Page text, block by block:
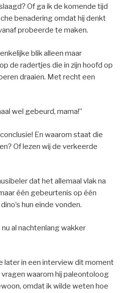
Of ga ik de komende tijd
benadering omdat hij denkt
probeerde te maken.
blik alleen maar
de radertjes die in zijn hoofd op
draaien. Met recht een
wel gebeurd, mama!”
En waarom staat die
Of lezen wij de verkeerde
dat het allemaal vlak na
één gebeurtenis op één
hun einde vonden.
al nachtenlang wakker
later in een interview dit moment
waarom hij paleontoloog
omdat ik wilde weten hoe